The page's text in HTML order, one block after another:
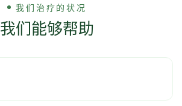
我们治疗的状况
我们能够帮助